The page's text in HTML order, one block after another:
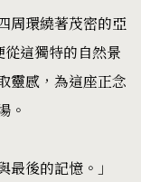
周環繞著茂密的亞
這獨特的自然景
靈感，為這座正念
。
最後的記憶。」